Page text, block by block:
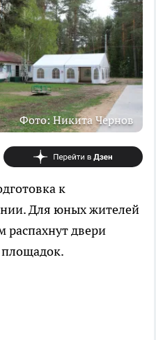
Фото: Никита Чернов
к
Для юных жителей
распахнут двери